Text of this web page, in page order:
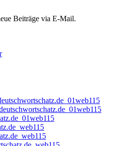
Beiträge via E-Mail.